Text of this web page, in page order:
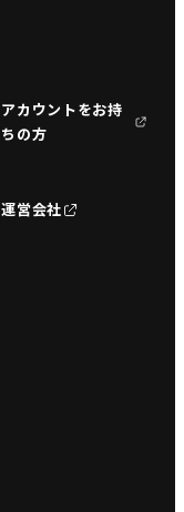
アカウントをお持
ちの方
運営会社